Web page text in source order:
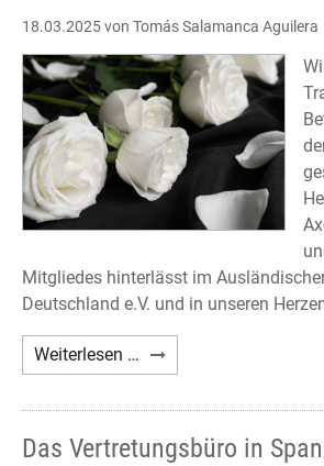
18.03.2025von Tomás Salamanca Aguilera
Mitgliedes hinterlässt im
Deutschland e.V. und in unseren
Weiterlesen … Nachruf
Axel
A.
Das Vertretungsbüro in